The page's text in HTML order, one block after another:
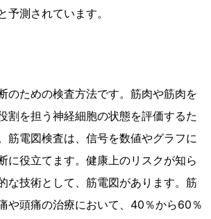
予測されています。
のための検査方法です。筋肉や筋肉を
割を担う神経細胞の状態を評価するた
筋電図検査は、信号を数値やグラフに
に役立てます。健康上のリスクが知ら
な技術として、筋電図があります。筋
や頭痛の治療において、40％から60％